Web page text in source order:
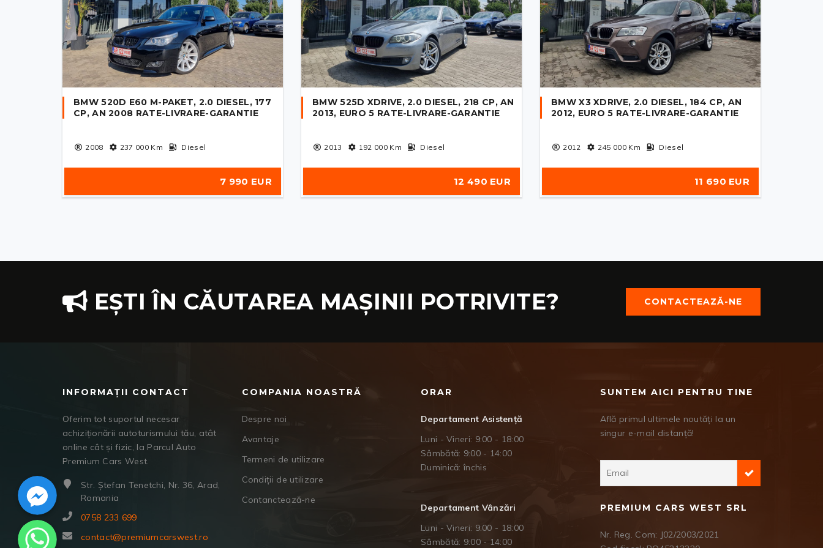
BMW 520D E60 M-PAKET, 2.0 DIESEL, 177
CP, AN 2008 RATE-LIVRARE-GARANTIE
2008 237 000Km Diesel
7 990 EUR
BMW 525D XDRIVE, 2.0 DIESEL, 218 CP, AN
2013, EURO 5 RATE-LIVRARE-GARANTIE
2013 192 000Km Diesel
12 490 EUR
BMW X3 XDRIVE, 2.0 DIESEL, 184 CP, AN
2012, EURO 5 RATE-LIVRARE-GARANTIE
2012 245 000Km Diesel
11 690 EUR
EȘTI ÎN CĂUTAREA MAȘINII POTRIVITE? CONTACTEAZĂ-NE
INFORMAȚII CONTACT
Oferim tot suportul necesar
achiziționării autoturismului tău, atât
online cât și fizic, la Parcul Auto
Premium Cars West.
Str. Ștefan Tenetchi, Nr. 36, Arad,
Romania
0758 233 699
contact@premiumcarswest.ro
COMPANIA NOASTRĂ
Despre noi
Avantaje
Termeni de utilizare
Condiții de utilizare
Contanctează-ne
ORAR
Departament Asistență
Luni - Vineri: 9:00 - 18:00
Sâmbătă: 9:00 - 14:00
Duminică: închis
Departament Vânzări
Luni - Vineri: 9:00 - 18:00
Sâmbătă: 9:00 - 14:00
SUNTEM AICI PENTRU TINE
Află primul ultimele noutăți la un
singur e-mail distanță!
PREMIUM CARS WEST SRL
Nr. Reg. Com: J02/2003/2021
Facebook Messenger
WhatsApp